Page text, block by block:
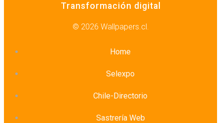
Transformación digital
© 2026 Wallpapers.cl.
Home
Selexpo
Chile-Directorio
Sastrería Web